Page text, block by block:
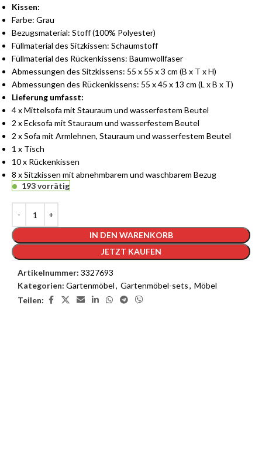
Kissen:
Farbe: Grau
Bezugsmaterial: Stoff (100% Polyester)
Füllmaterial des Sitzkissen: Schaumstoff
Füllmaterial des Rückenkissens: Baumwollfaser
Abmessungen des Sitzkissens: 55 x 55 x 3 cm (B x T x H)
Abmessungen des Rückenkissens: 55 x 45 x 13 cm (L x B x T)
Lieferung umfasst:
4 x Mittelsofa mit Stauraum und wasserfestem Beutel
2 x Ecksofa mit Stauraum und wasserfestem Beutel
2 x Sofa mit Armlehnen, Stauraum und wasserfestem Beutel
1 x Tisch
10 x Rückenkissen
8 x Sitzkissen mit abnehmbarem und waschbarem Bezug
193 vorrätig
IN DEN WARENKORB
JETZT KAUFEN
Artikelnummer: 3327693
Kategorien: Gartenmöbel, Gartenmöbel-sets, Möbel
Teilen: